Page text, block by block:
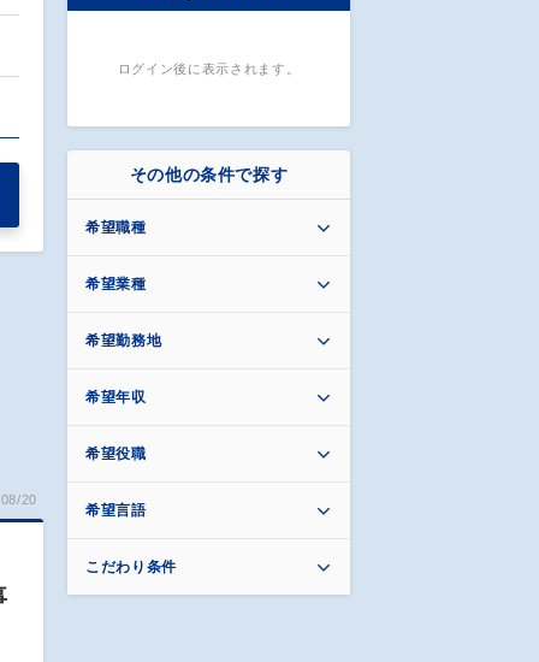
20
ログイン後に表示されます。
その他の条件で探す
希望職種
希望業種
希望勤務地
希望年収
希望役職
希望言語
こだわり条件